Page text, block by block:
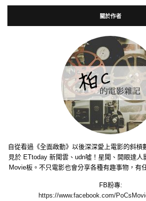
關於作者
自從看過《全面啟動》以後深深愛上電影的斜槓
見於 ETtoday 新聞雲、udn噓！星聞、開眼達人
Movie板。不只電影也會分享各種有趣事物，有
FB粉專:
https://www.facebook.com/